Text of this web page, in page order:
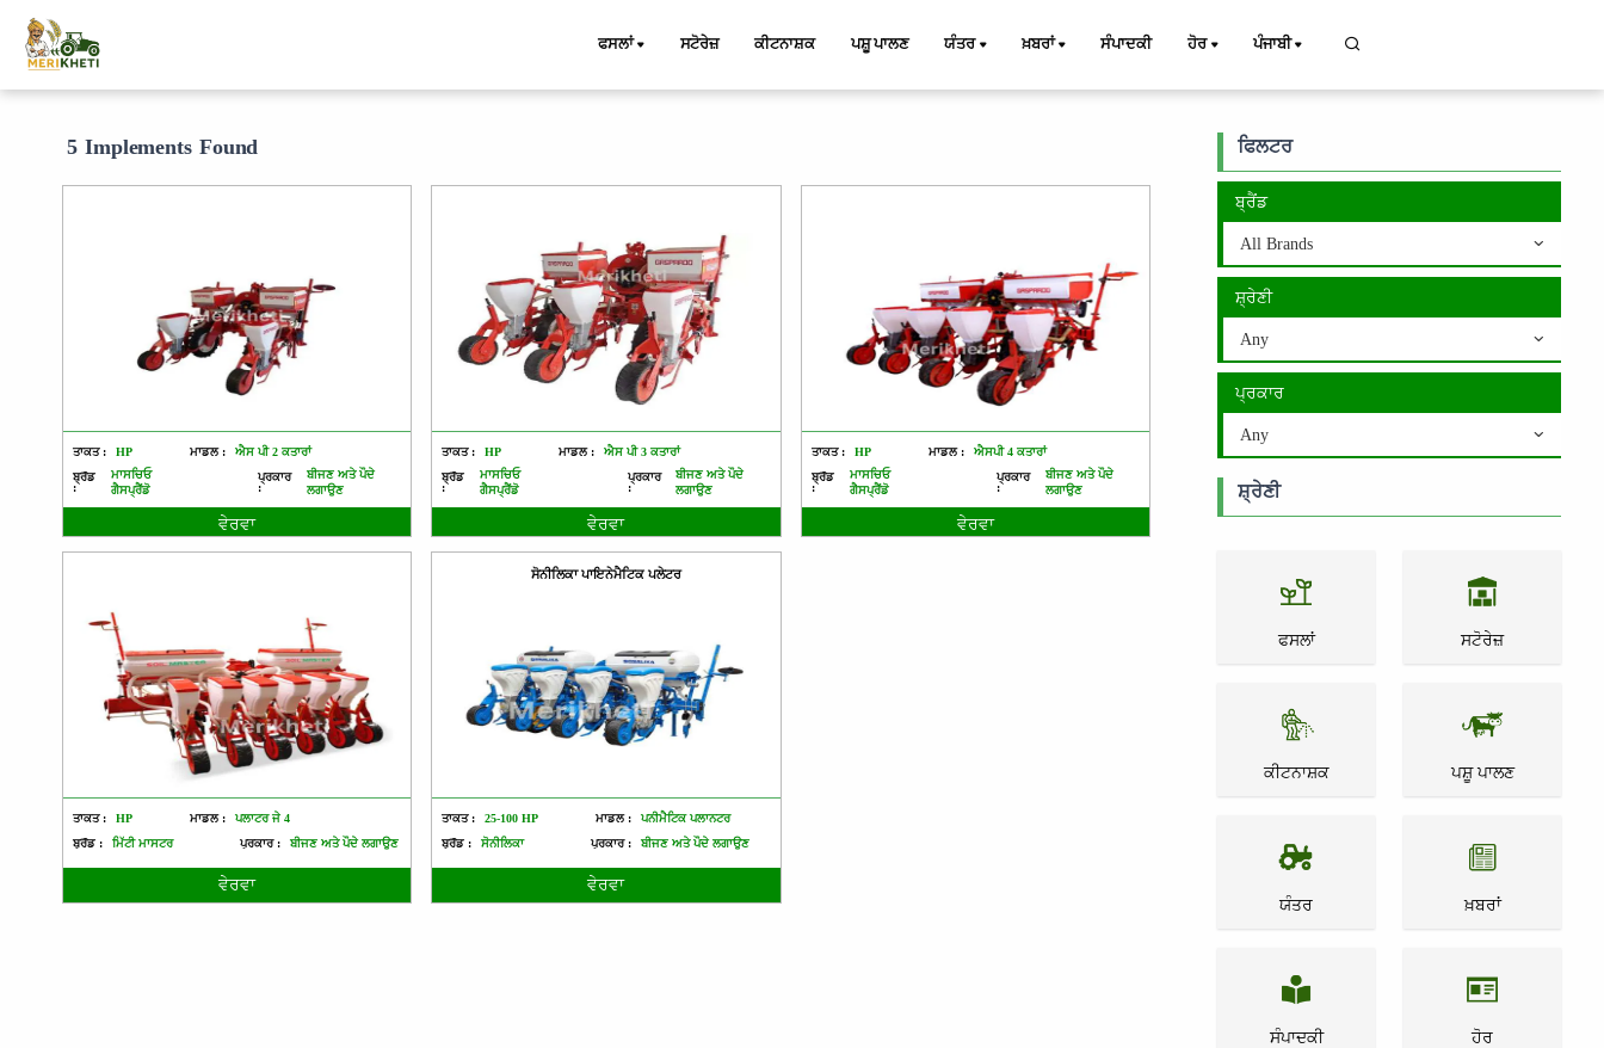
ਫਸਲਾਂ ਸਟੋਰੇਜ਼ ਕੀਟਨਾਸ਼ਕ ਪਸ਼ੂ ਪਾਲਣ ਯੰਤਰ ਖ਼ਬਰਾਂ ਸੰਪਾਦਕੀ ਹੋਰ ਪੰਜਾਬੀ
5 Implements Found
ਤਾਕਤ : HP ਮਾਡਲ :
ਐਸ ਪੀ 2 ਕਤਾਰਾਂ
ਬ੍ਰੈਂਡ
:
ਮਾਸਚਿਓ
ਗੈਸਪ੍ਰੈਂਡੋ
ਪ੍ਰਕਾਰ
:
ਬੀਜਣ ਅਤੇ ਪੌਦੇ
ਲਗਾਉਣ
ਵੇਰਵਾ
ਤਾਕਤ : HP ਮਾਡਲ :
ਐਸ ਪੀ 3 ਕਤਾਰਾਂ
ਬ੍ਰੈਂਡ
:
ਮਾਸਚਿਓ
ਗੈਸਪ੍ਰੈਂਡੋ
ਪ੍ਰਕਾਰ
:
ਬੀਜਣ ਅਤੇ ਪੌਦੇ
ਲਗਾਉਣ
ਵੇਰਵਾ
ਤਾਕਤ : HP ਮਾਡਲ :
ਐਸਪੀ 4 ਕਤਾਰਾਂ
ਬ੍ਰੈਂਡ
:
ਮਾਸਚਿਓ
ਗੈਸਪ੍ਰੈਂਡੋ
ਪ੍ਰਕਾਰ
:
ਬੀਜਣ ਅਤੇ ਪੌਦੇ
ਲਗਾਉਣ
ਵੇਰਵਾ
ਤਾਕਤ : HP ਮਾਡਲ :
ਪਲਾਟਰ ਜੇ 4
ਬ੍ਰੈਂਡ :
ਮਿੱਟੀ ਮਾਸਟਰ ਪ੍ਰਕਾਰ : ਬੀਜਣ ਅਤੇ ਪੌਦੇ ਲਗਾਉਣ
ਵੇਰਵਾ
ਸੋਨੀਲਿਕਾ ਪਾਇਨੇਮੈਟਿਕ ਪਲੇਟਰ
ਤਾਕਤ : 25-100 HP ਮਾਡਲ :
ਪਨੀਮੈਟਿਕ ਪਲਾਨਟਰ
ਬ੍ਰੈਂਡ :
ਸੋਨੀਲਿਕਾ ਪ੍ਰਕਾਰ : ਬੀਜਣ ਅਤੇ ਪੌਦੇ ਲਗਾਉਣ
ਵੇਰਵਾ
ਫਿਲਟਰ
ਬ੍ਰੈਂਡ
All Brands
ਸ਼੍ਰੇਣੀ
Any
ਪ੍ਰਕਾਰ
Any
ਸ਼੍ਰੇਣੀ
ਫਸਲਾਂ ਸਟੋਰੇਜ਼
ਕੀਟਨਾਸ਼ਕ ਪਸ਼ੂ ਪਾਲਣ
ਯੰਤਰ ਖ਼ਬਰਾਂ
ਸੰਪਾਦਕੀ ਹੋਰ